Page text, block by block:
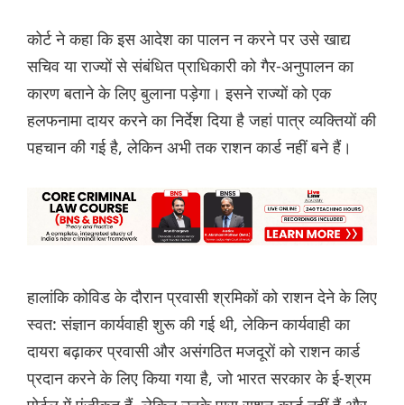
कोर्ट ने कहा कि इस आदेश का पालन न करने पर उसे खाद्य
सचिव या राज्यों से संबंधित प्राधिकारी को गैर-अनुपालन का
कारण बताने के लिए बुलाना पड़ेगा। इसने राज्यों को एक
हलफनामा दायर करने का निर्देश दिया है जहां पात्र व्यक्तियों की
पहचान की गई है, लेकिन अभी तक राशन कार्ड नहीं बने हैं।
हालांकि कोविड के दौरान प्रवासी श्रमिकों को राशन देने के लिए
स्वत: संज्ञान कार्यवाही शुरू की गई थी, लेकिन कार्यवाही का
दायरा बढ़ाकर प्रवासी और असंगठित मजदूरों को राशन कार्ड
प्रदान करने के लिए किया गया है, जो भारत सरकार के ई-श्रम